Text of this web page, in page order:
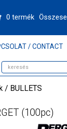
0 termék
/ CONTACT
/ BULLETS
(100pc)